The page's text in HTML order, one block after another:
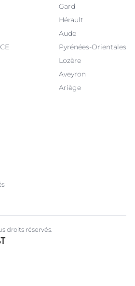
Gard
Hérault
Aude
Pyrénées-Orientales
Lozère
Aveyron
Ariège
droits réservés.